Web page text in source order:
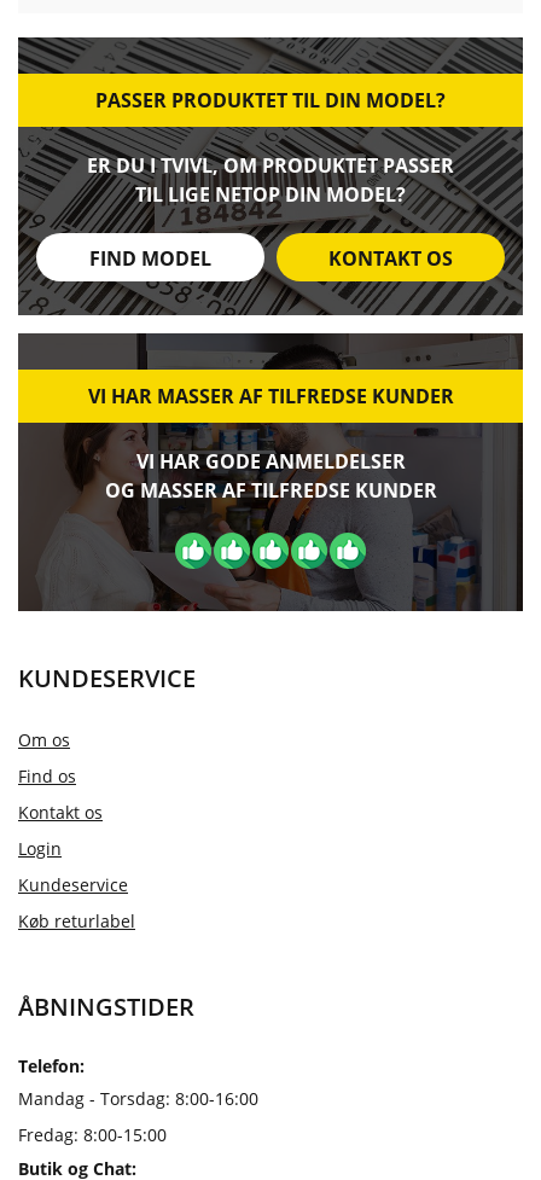
PASSER PRODUKTET TIL DIN MODEL?
ER DU I TVIVL, OM PRODUKTET PASSER
TIL LIGE NETOP DIN MODEL?
FIND MODEL KONTAKT OS
VI HAR MASSER AF TILFREDSE KUNDER
VI HAR GODE ANMELDELSER
OG MASSER AF TILFREDSE KUNDER
KUNDESERVICE
Om os
Find os
Kontakt os
Login
Kundeservice
Køb returlabel
ÅBNINGSTIDER
Telefon:
Mandag - Torsdag: 8:00-16:00
Fredag: 8:00-15:00
Butik og Chat: